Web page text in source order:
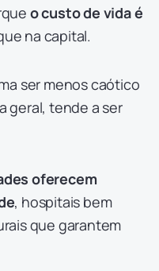
o custo de vida é
na capital.
ser menos caótico
geral, tende a ser
oferecem
, hospitais bem
que garantem